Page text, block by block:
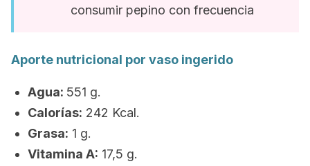
consumir pepino con frecuencia
Aporte nutricional por vaso ingerido
Agua: 551 g.
Calorías: 242 Kcal.
Grasa: 1 g.
Vitamina A: 17,5 g.